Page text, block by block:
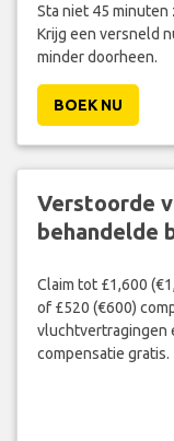
Sta niet 45
Krijg een versneld
minder doorheen.
BOEK NU
Verstoorde
behandelde
Claim tot £1,600
of £520 (€600)
vluchtvertragingen
compensatie gratis.